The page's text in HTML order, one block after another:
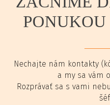
Nechajte nám kontakty
a my sa vám
Rozprávať sa s vami